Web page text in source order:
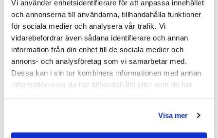
Vi använder enhetsidentifierare för att anpassa innehållet
och annonserna till användarna, tillhandahålla funktioner
för sociala medier och analysera vår trafik. Vi
vidarebefordrar även sådana identifierare och annan
information från din enhet till de sociala medier och
annons- och analysföretag som vi samarbetar med.
Dessa kan i sin tur kombinera informationen med annan
information som du har tillhandahållit eller som de har
Visa mer
Tänk på att se till att ventilationen är god och att
möblerna placeras på ett sådant avstånd från
badkar/dusch att vatten inte kan skvätta direkt på
möbeln. Blöta fläckar, även vanligt vatten, torkas upp
så snart som möjligt.
Haven H2 Serie